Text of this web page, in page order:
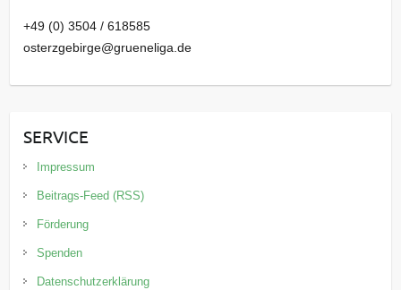
+49 (0) 3504 / 618585
osterzgebirge@grueneliga.de
SERVICE
Impressum
Beitrags-Feed (RSS)
Förderung
Spenden
Datenschutzerklärung